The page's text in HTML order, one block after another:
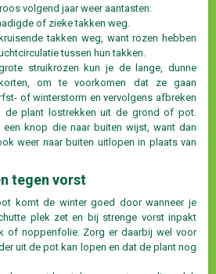
volgend jaar weer aantasten.
of zieke takken weg.
takken weg, want rozen hebben
tussen hun takken.
struikrozen kun je de lange, dunne
om te voorkomen dat ze gaan
of winterstorm en vervolgens afbreken
de plant lostrekken uit de grond of pot.
een knop die naar buiten wijst, want dan
weer naar buiten uitlopen in plaats van
tegen vorst
komt de winter goed door wanneer je
plek zet en bij strenge vorst inpakt
of noppenfolie. Zorg er daarbij wel voor
uit de pot kan lopen en dat de plant nog